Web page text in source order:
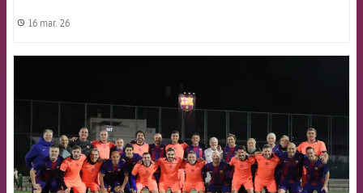
label.share.clock
16 mar. 26